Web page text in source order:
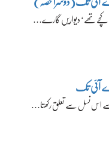
تھے‘ دیواریں گارے…
آئی تک
اس نسل سے تعلق رکھتا…